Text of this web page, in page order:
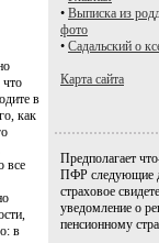
что
в
как
все
в
• Выписка из
фото
• Садальский о
Карта сайта
Предполагает
ПФР следующие
страховое
уведомление о
пенсионному